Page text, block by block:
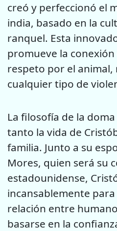
creó y perfeccionó el
india, basado en la
ranquel. Esta
promueve la
respeto por el animal,
cualquier tipo de
La filosofía de la
tanto la vida de
familia. Junto a su
Mores, quien será su
estadounidense,
incansablemente
relación entre
basarse en la